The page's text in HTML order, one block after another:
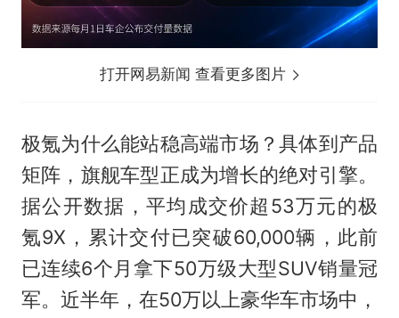
打开网易新闻 查看更多图片
极氪为什么能站稳高端市场？具体到产品
矩阵，旗舰车型正成为增长的绝对引擎。
据公开数据，平均成交价超53万元的极
氪9X，累计交付已突破60,000辆，此前
已连续6个月拿下50万级大型SUV销量冠
军。近半年，在50万以上豪华车市场中，